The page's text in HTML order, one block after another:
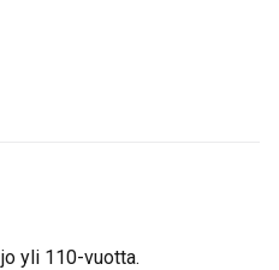
yli 110-vuotta.